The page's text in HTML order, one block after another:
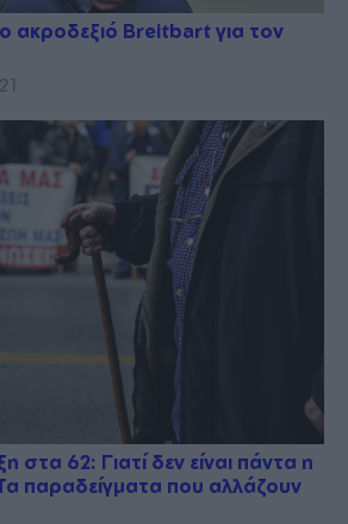
ακροδεξιό Breitbart για τον
στα 62: Γιατί δεν είναι πάντα η
παραδείγματα που αλλάζουν